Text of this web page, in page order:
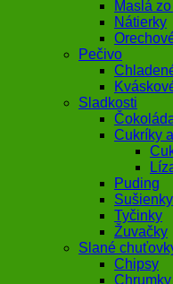
Maslá
Nátierky
Pečivo
Sladkosti
Cukríky
Puding
Tyčinky
Žuvačky
Slané
Chipsy
Chrumky